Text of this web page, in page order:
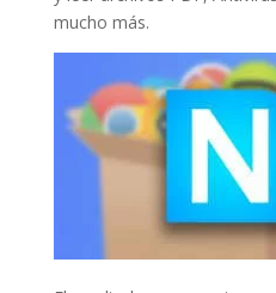
mucho más.